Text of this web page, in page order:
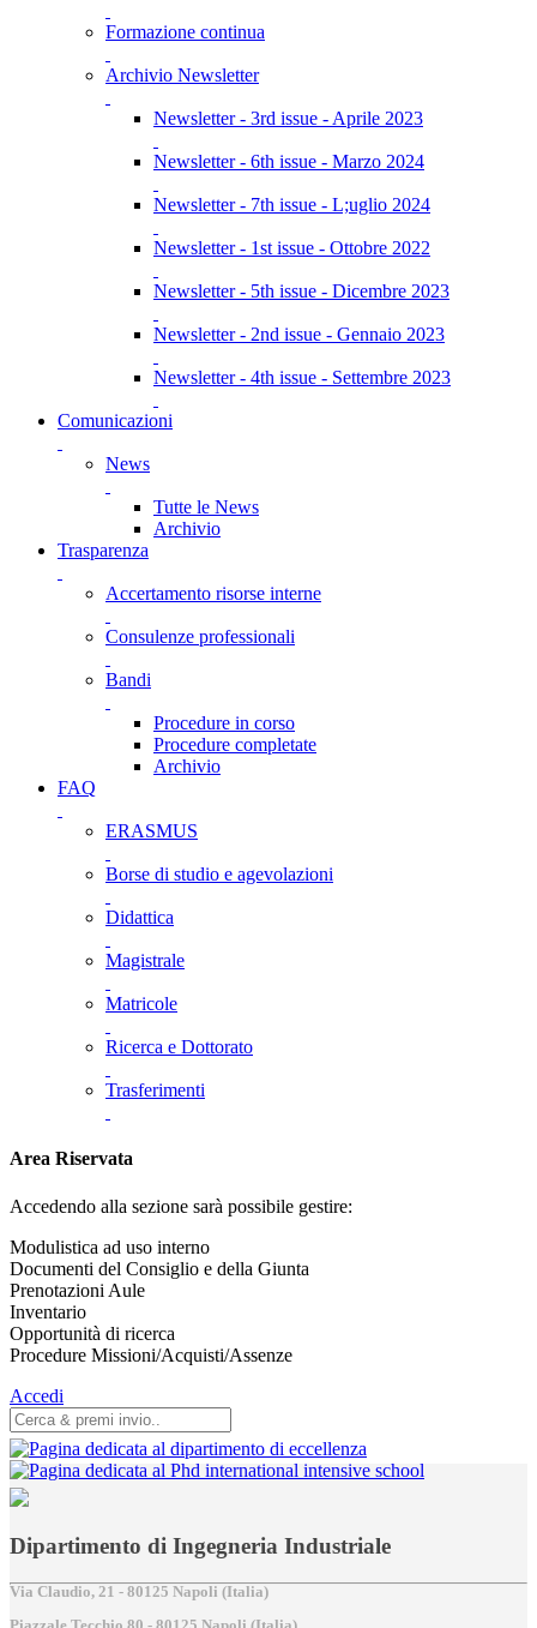
Formazione continua
Archivio Newsletter
Newsletter - 3rd issue - Aprile 2023
Newsletter - 6th issue - Marzo 2024
Newsletter - 7th issue - L;uglio 2024
Newsletter - 1st issue - Ottobre 2022
Newsletter - 5th issue - Dicembre 2023
Newsletter - 2nd issue - Gennaio 2023
Newsletter - 4th issue - Settembre 2023
Comunicazioni
News
Tutte le News
Archivio
Trasparenza
Accertamento risorse interne
Consulenze professionali
Bandi
Procedure in corso
Procedure completate
Archivio
FAQ
ERASMUS
Borse di studio e agevolazioni
Didattica
Magistrale
Matricole
Ricerca e Dottorato
Trasferimenti
Area Riservata
Accedendo alla sezione sarà possibile gestire:
Modulistica ad uso interno
Documenti del Consiglio e della Giunta
Prenotazioni Aule
Inventario
Opportunità di ricerca
Procedure Missioni/Acquisti/Assenze
Accedi
Dipartimento di Ingegneria Industriale
Via Claudio, 21 - 80125 Napoli (Italia)